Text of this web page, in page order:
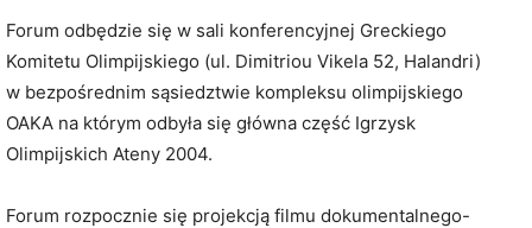
Forum odbędzie się w sali konferencyjnej Greckiego
Komitetu Olimpijskiego (ul. Dimitriou Vikela 52, Halandri)
w bezpośrednim sąsiedztwie kompleksu olimpijskiego
OAKA na którym odbyła się główna część Igrzysk
Olimpijskich Ateny 2004.
Forum rozpocznie się projekcją filmu dokumentalnego-